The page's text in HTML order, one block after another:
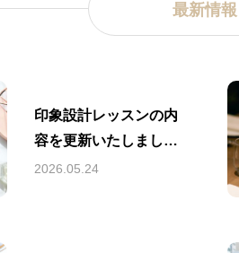
最新情報
印象設計レッスンの内
容を更新いたしまし
た。
2026.05.24